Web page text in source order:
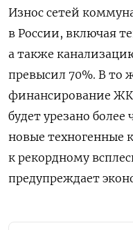
Износ сетей
в России, включая
а также
превысил 70%. В то
финансирование
будет урезано
новые техногенные
к рекордному
предупреждает